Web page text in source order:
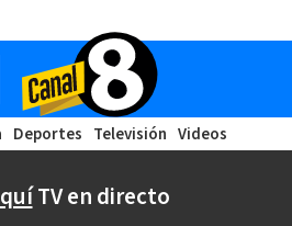
Deportes Televisión Videos
TV en directo